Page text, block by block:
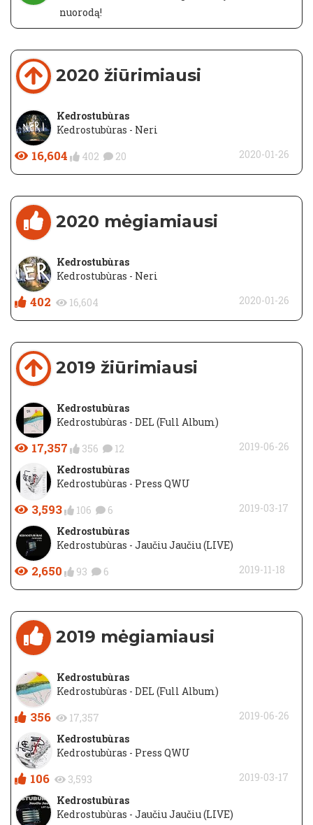
nuorodą!
2020 žiūrimiausi
Kedrostubùras
Kedrostubùras - Neri
16,604 402 20 2020-01-26
2020 mėgiamiausi
Kedrostubùras
Kedrostubùras - Neri
402 16,604 2020-01-26
2019 žiūrimiausi
Kedrostubùras
Kedrostubùras - DEL (Full Album)
17,357 356 12
2019-06-26
Kedrostubùras
Kedrostubùras - Press QWU
3,593 106 6
2019-03-17
Kedrostubùras
Kedrostubùras - Jaučiu Jaučiu (LIVE)
2,650 93 6 2019-11-18
2019 mėgiamiausi
Kedrostubùras
Kedrostubùras - DEL (Full Album)
356 17,357
2019-06-26
Kedrostubùras
Kedrostubùras - Press QWU
106 3,593
2019-03-17
Kedrostubùras
Kedrostubùras - Jaučiu Jaučiu (LIVE)